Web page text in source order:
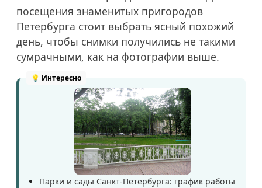
посещения знаменитых пригородов
Петербурга стоит выбрать ясный похожий
день, чтобы снимки получились не такими
сумрачными, как на фотографии выше.
Парки и сады Санкт-Петербурга: график работы